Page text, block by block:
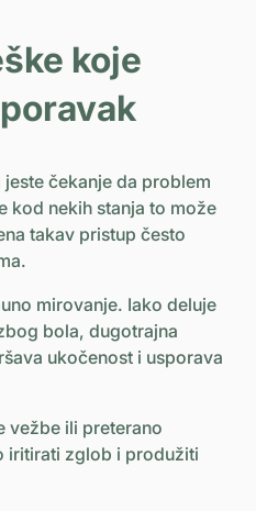
koje
čekanje da problem
kod nekih stanja to može
takav pristup često
mirovanje. Iako deluje
bola, dugotrajna
ukočenost i usporava
vežbe ili preterano
iritirati zglob i produžiti